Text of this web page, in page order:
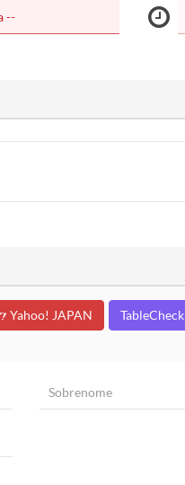
Yahoo! JAPAN TableCheck